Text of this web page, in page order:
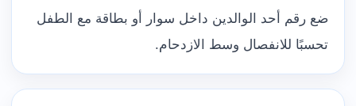
ضع رقم أحد الوالدين داخل سوار أو بطاقة مع الطفل
تحسبًا للانفصال وسط الازدحام.